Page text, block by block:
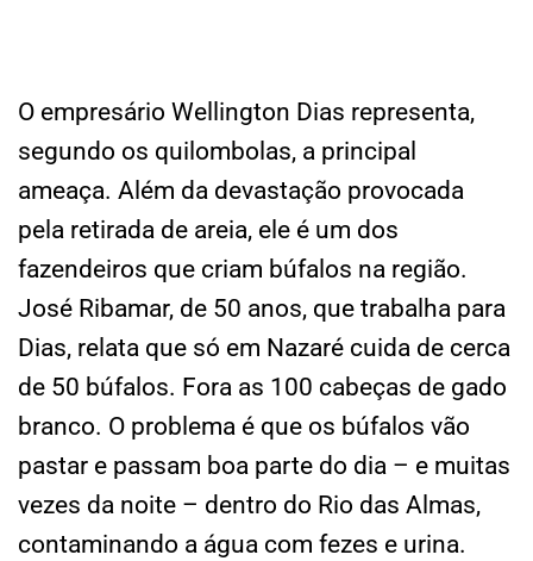
O empresário Wellington Dias representa,
segundo os quilombolas, a principal
ameaça. Além da devastação provocada
pela retirada de areia, ele é um dos
fazendeiros que criam búfalos na região.
José Ribamar, de 50 anos, que trabalha para
Dias, relata que só em Nazaré cuida de cerca
de 50 búfalos. Fora as 100 cabeças de gado
branco. O problema é que os búfalos vão
pastar e passam boa parte do dia – e muitas
vezes da noite – dentro do Rio das Almas,
contaminando a água com fezes e urina.